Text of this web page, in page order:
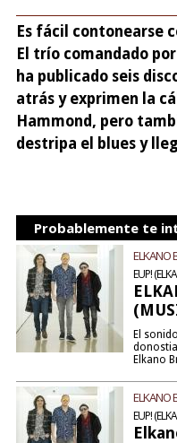
Es fácil contonearse
El trío comandado
ha publicado seis
atrás y exprimen la
Hammond, pero
destripa el blues y
Probablemente te
ELKANO
EUP!
El
Elkano
ELKANO
EUP!